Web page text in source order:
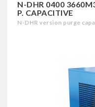
N-DHR 0400
P. CAPACITIVE
N-DHR version purge